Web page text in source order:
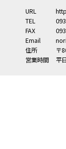
URL
TEL
FAX
Email
住所
〒
営業時間
平